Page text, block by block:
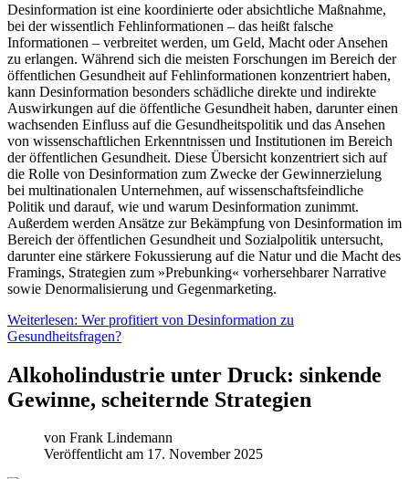
Desinformation ist eine koordinierte oder absichtliche Maßnahme,
bei der wissentlich Fehlinformationen – das heißt falsche
Informationen – verbreitet werden, um Geld, Macht oder Ansehen
zu erlangen. Während sich die meisten Forschungen im Bereich der
öffentlichen Gesundheit auf Fehlinformationen konzentriert haben,
kann Desinformation besonders schädliche direkte und indirekte
Auswirkungen auf die öffentliche Gesundheit haben, darunter einen
wachsenden Einfluss auf die Gesundheitspolitik und das Ansehen
von wissenschaftlichen Erkenntnissen und Institutionen im Bereich
der öffentlichen Gesundheit. Diese Übersicht konzentriert sich auf
die Rolle von Desinformation zum Zwecke der Gewinnerzielung
bei multinationalen Unternehmen, auf wissenschaftsfeindliche
Politik und darauf, wie und warum Desinformation zunimmt.
Außerdem werden Ansätze zur Bekämpfung von Desinformation im
Bereich der öffentlichen Gesundheit und Sozialpolitik untersucht,
darunter eine stärkere Fokussierung auf die Natur und die Macht des
Framings, Strategien zum »Prebunking« vorhersehbarer Narrative
sowie Denormalisierung und Gegenmarketing.
Weiterlesen: Wer profitiert von Desinformation zu
Gesundheitsfragen?
Alkoholindustrie unter Druck: sinkende
Gewinne, scheiternde Strategien
von Frank Lindemann
Veröffentlicht am 17. November 2025